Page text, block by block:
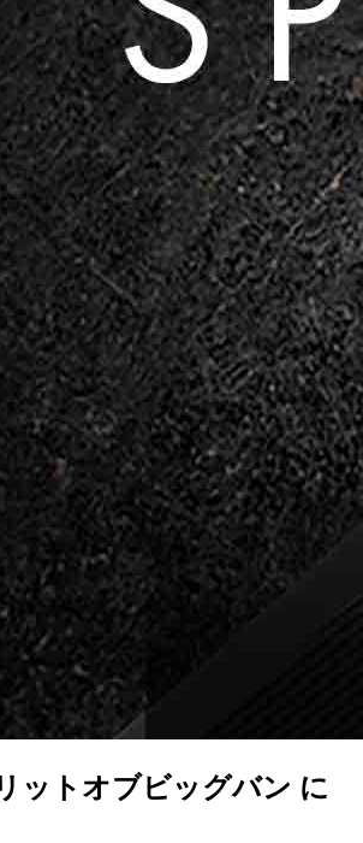
ットオブビッグバン に